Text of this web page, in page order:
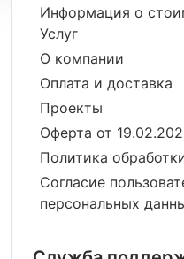
Информация о
Услуг
О компании
Оплата и доставка
Проекты
Оферта от
Политика
Согласие
персональных